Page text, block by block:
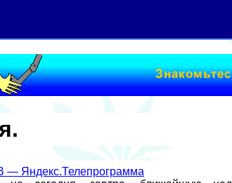
— Яндекс.Телепрограмма